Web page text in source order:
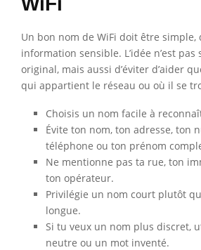
Un bon nom de WiFi doit être
information sensible. L’idée n’est pas
original, mais aussi d’éviter d’aider
qui appartient le réseau ou où il se
Choisis un nom facile à
Évite ton nom, ton adresse, ton
téléphone ou ton prénom
Ne mentionne pas ta rue, ton
ton opérateur.
Privilégie un nom court plutôt
longue.
Si tu veux un nom plus discret,
neutre ou un mot inventé.